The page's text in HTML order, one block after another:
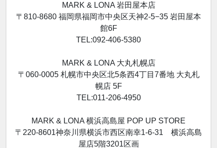
MARK & LONA 岩田屋本店
〒810-8680 福岡県福岡市中央区天神2-5−35 岩田屋本
館6F
TEL:092-406-5380
MARK & LONA 大丸札幌店
〒060-0005 札幌市中央区北5条西4丁目7番地 大丸札
幌店 5F
TEL:011-206-4950
MARK & LONA 横浜高島屋 POP UP STORE
〒220-8601神奈川県横浜市西区南幸1-6-31 横浜高島
屋店5階3201区画